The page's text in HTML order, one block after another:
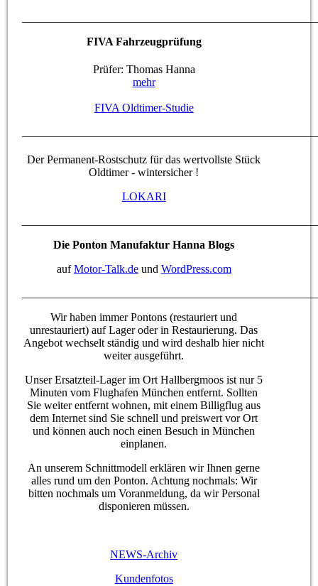
FIVA Fahrzeugprüfung
Prüfer: Thomas Hanna
mehr
FIVA Oldtimer-Studie
Der Permanent-Rostschutz für das wertvollste Stück
Oldtimer - wintersicher !
LOKARI
Die Ponton Manufaktur Hanna Blogs
aufMotor-Talk.deund WordPress.com
Wir haben immer Pontons (restauriert und
unrestauriert) auf Lager oder in Restaurierung. Das
Angebot wechselt ständig und wird deshalb hier nicht
weiter ausgeführt.
Unser Ersatzteil-Lager im Ort Hallbergmoos ist nur 5
Minuten vom Flughafen München entfernt. Sollten
Sie weiter entfernt wohnen, mit einem Billigflug aus
dem Internet sind Sie schnell und preiswert vor Ort
und können auch noch einen Besuch in München
einplanen.
An unserem Schnittmodell erklären wir Ihnen gerne
alles rund um den Ponton. Achtung nochmals: Wir
bitten nochmals um Voranmeldung, da wir Personal
disponieren müssen.
NEWS-Archiv
Kundenfotos